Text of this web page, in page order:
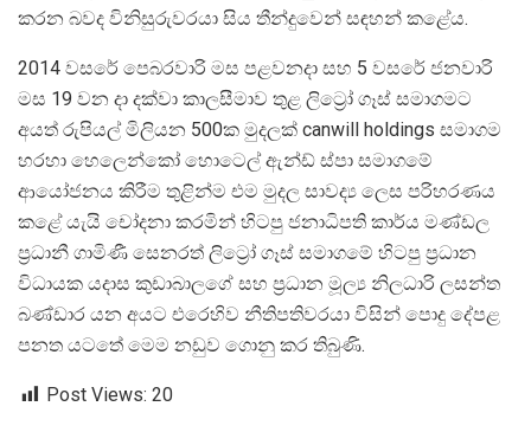
කරන බවද විනිසුරුවරයා සිය තීන්දුවෙන් සඳහන් කළේය.
2014 වසරේ පෙබරවාරි මස පළවනදා සහ 5 වසරේ ජනවාරි
මස 19 වන දා දක්වා කාලසීමාව තුළ ලිට්‍රෝ ගෑස් සමාගමට
අයත් රුපියල් මිලියන 500ක මුදලක් canwill holdings සමාගම
හරහා හෙලෙන්කෝ හොටෙල් ඇන්ඩ් ස්පා සමාගමේ
ආයෝජනය කිරීම තුළින්ම එම මුදල සාවද්‍ය ලෙස පරිහරණය
කළේ යැයි චෝදනා කරමින් හිටපු ජනාධිපති කාර්ය මණ්ඩල
ප්‍රධානී ගාමිණී සෙනරත් ලිට්‍රෝ ගෑස් සමාගමේ හිටපු ප්‍රධාන
විධායක යදාස කුඩාබාලගේ සහ ප්‍රධාන මූල්‍ය නිලධාරි ලසන්ත
බණ්ඩාර යන අයට එරෙහිව නීතිපතිවරයා විසින් පොදු දේපළ
පනත යටතේ මෙම නඩුව ගොනු කර තිබුණි.
Post Views: 20